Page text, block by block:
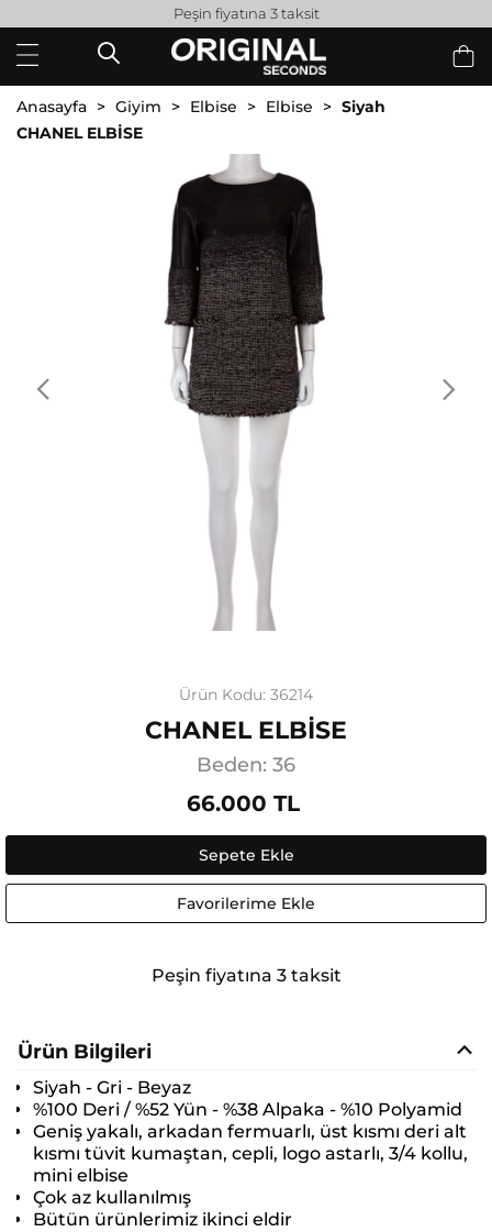
Peşin fiyatına 3 taksit
Anasayfa Giyim Elbise Elbise
Siyah
CHANEL ELBİSE
Ürün Kodu: 36214
CHANEL ELBİSE
Beden: 36
66.000 TL
Sepete Ekle
Favorilerime Ekle
Peşin fiyatına 3 taksit
Ürün Bilgileri
Siyah - Gri - Beyaz
%100 Deri / %52 Yün - %38 Alpaka - %10 Polyamid
Geniş yakalı, arkadan fermuarlı, üst kısmı deri alt
kısmı tüvit kumaştan, cepli, logo astarlı, 3/4 kollu,
mini elbise
Çok az kullanılmış
Bütün ürünlerimiz ikinci eldir